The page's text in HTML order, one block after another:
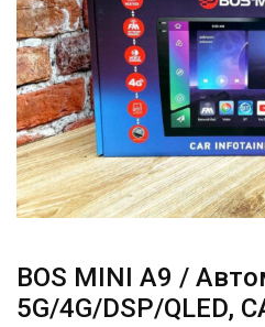
BOS MINI A9 /
5G/4G/DSP/QLED,